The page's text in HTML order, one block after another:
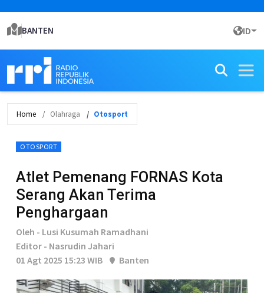
BANTEN ID
Home Olahraga Otosport
OTOSPORT
Atlet Pemenang FORNAS Kota
Serang Akan Terima
Penghargaan
Oleh - Lusi Kusumah Ramadhani
Editor - Nasrudin Jahari
01 Agt 2025 15:23 WIB
Banten